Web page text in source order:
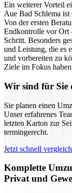
Ein weiterer Vorteil
Aue Bad Schlema
Von der ersten
Endkontrolle vor Ort
Schritt. Besonders
und Leistung, die es
und vorbereiten zu
Ziele im Fokus
Wir sind für Sie
Sie planen einen
Unser erfahrenes
letzten Karton zur
termingerecht.
Jetzt schnell
Komplette
Privat und